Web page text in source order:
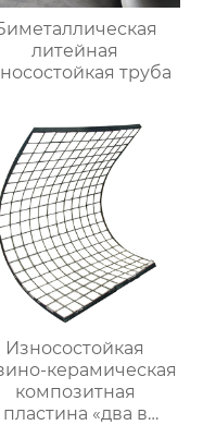
литейная
труба
Износостойкая
керамическая
композитная
пластина «два в